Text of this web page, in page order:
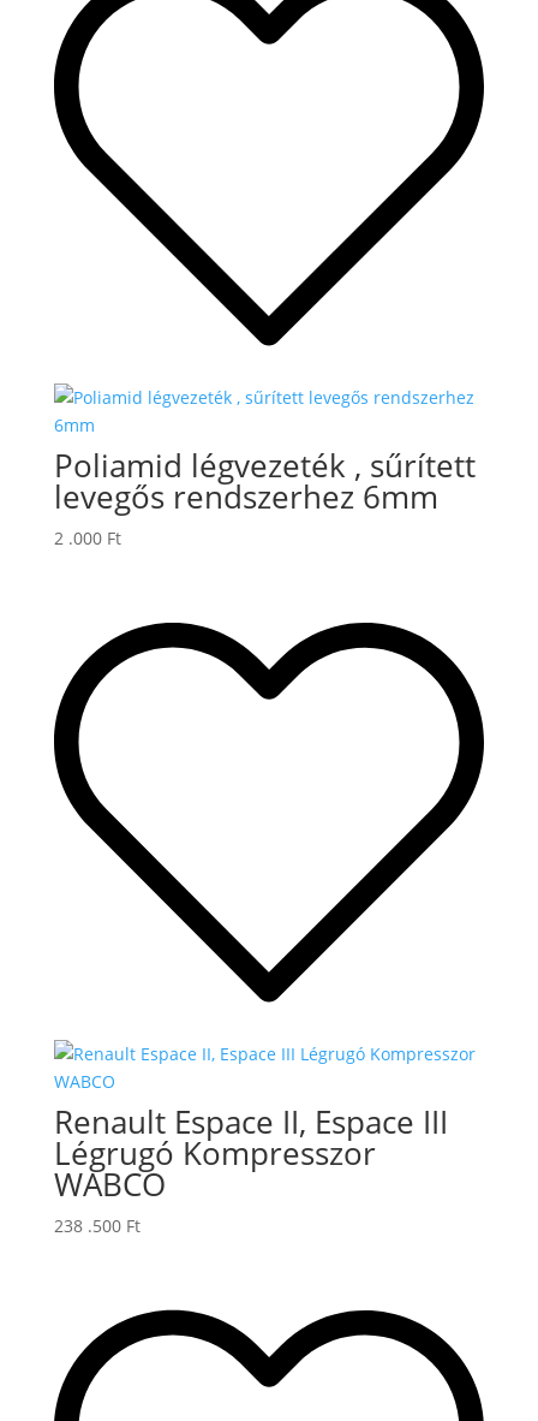
Poliamid légvezeték , sűrített
levegős rendszerhez 6mm
2 .000 Ft
Renault Espace II, Espace III
Légrugó Kompresszor
WABCO
238 .500 Ft